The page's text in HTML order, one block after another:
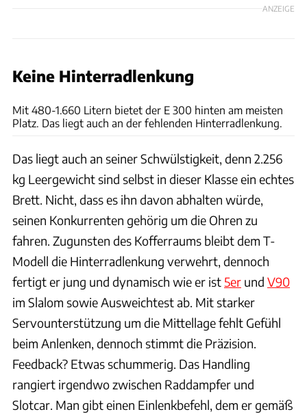
ANZEIGE
Keine Hinterradlenkung
Mit 480-1.660 Litern bietet der E 300 hinten am meisten
Platz. Das liegt auch an der fehlenden Hinterradlenkung.
Das liegt auch an seiner Schwülstigkeit, denn 2.256
kg Leergewicht sind selbst in dieser Klasse ein echtes
Brett. Nicht, dass es ihn davon abhalten würde,
seinen Konkurrenten gehörig um die Ohren zu
fahren. Zugunsten des Kofferraums bleibt dem T-
Modell die Hinterradlenkung verwehrt, dennoch
fertigt er jung und dynamisch wie er ist5er und V90
im Slalom sowie Ausweichtest ab. Mit starker
Servounterstützung um die Mittellage fehlt Gefühl
beim Anlenken, dennoch stimmt die Präzision.
Feedback? Etwas schummerig. Das Handling
rangiert irgendwo zwischen Raddampfer und
Slotcar. Man gibt einen Einlenkbefehl, dem er gemäß